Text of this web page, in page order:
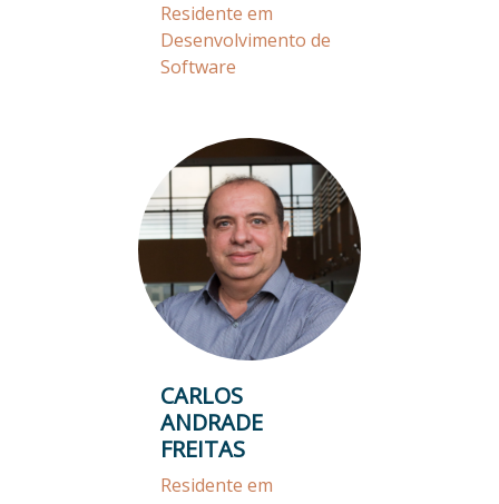
Residente em
Desenvolvimento de
Software
CARLOS
ANDRADE
FREITAS
Residente em